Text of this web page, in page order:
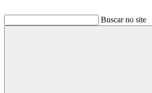
Buscar no site